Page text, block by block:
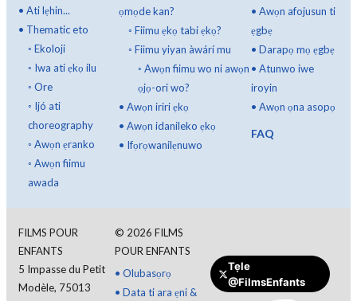
• Ati lẹhin...
• Thematic eto
◦ Ekoloji
◦ Iwa ati ẹkọ ilu
◦ Ore
◦ Ijó ati
choreography
◦ Awọn ẹranko
◦ Awọn fiimu
awada
ọmọde kan?
◦ Fiimu ẹkọ tabi ẹkọ?
◦ Fiimu yiyan àwárí mu
◦ Awọn fiimu wo ni awọn
ọjọ-ori wo?
• Awọn iriri ẹkọ
• Awọn idanileko ẹkọ
• Ifọrọwanilẹnuwo
•Awọn afojusun ti
ẹgbẹ
•Darapọ mọ ẹgbẹ
•Atunwo iwe
iroyin
•Awọn ọna asopọ
FAQ
FILMS POUR
ENFANTS
5 Impasse du Petit
Modèle, 75013
© 2026 FILMS
POUR ENFANTS
• Olubasọrọ
• Data ti ara ẹni &
Tẹle
@FilmsEnfants